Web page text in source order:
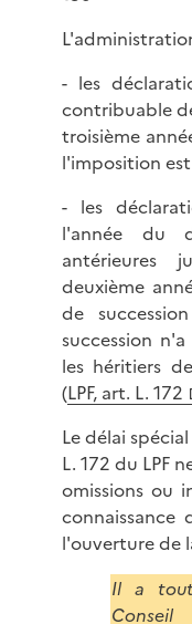
- les
contribuable
troisième
l'imposition
- les
l'année du
antérieures
deuxième
de
succession
les héritiers
(LPF, art. L. 172
Le délai
L. 172 du LPF
omissions ou
l'ouverture de
Il a